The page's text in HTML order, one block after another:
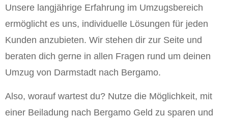
Unsere langjährige Erfahrung im Umzugsbereich
ermöglicht es uns, individuelle Lösungen für jeden
Kunden anzubieten. Wir stehen dir zur Seite und
beraten dich gerne in allen Fragen rund um deinen
Umzug von Darmstadt nach Bergamo.
Also, worauf wartest du? Nutze die Möglichkeit, mit
einer Beiladung nach Bergamo Geld zu sparen und